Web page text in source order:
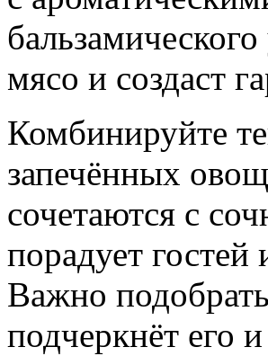
мясо и создаст
Комбинируйте
запечённых
сочетаются с
порадует
Важно
подчеркнёт его